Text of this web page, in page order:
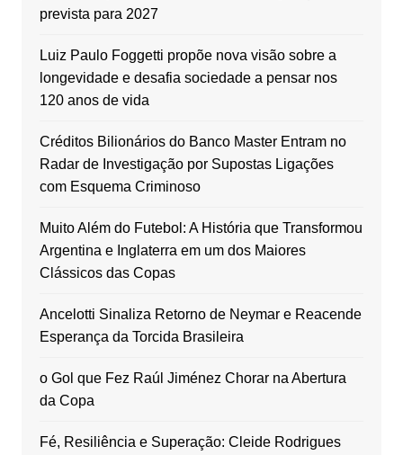
prevista para 2027
Luiz Paulo Foggetti propõe nova visão sobre a
longevidade e desafia sociedade a pensar nos
120 anos de vida
Créditos Bilionários do Banco Master Entram no
Radar de Investigação por Supostas Ligações
com Esquema Criminoso
Muito Além do Futebol: A História que Transformou
Argentina e Inglaterra em um dos Maiores
Clássicos das Copas
Ancelotti Sinaliza Retorno de Neymar e Reacende
Esperança da Torcida Brasileira
o Gol que Fez Raúl Jiménez Chorar na Abertura
da Copa
Fé, Resiliência e Superação: Cleide Rodrigues